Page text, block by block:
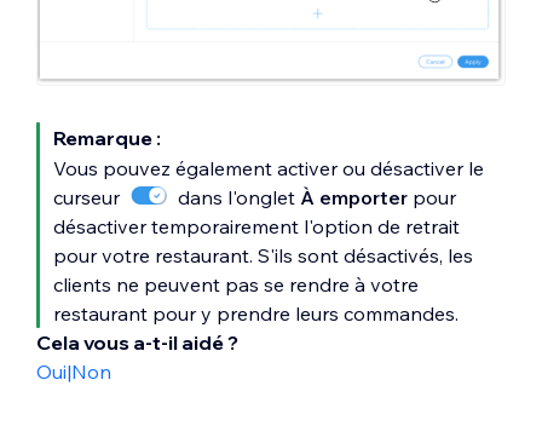
Remarque :
Vous pouvez également activer ou désactiver le
curseur
dans l'onglet À emporter pour
désactiver temporairement l'option de retrait
pour votre restaurant. S'ils sont désactivés, les
clients ne peuvent pas se rendre à votre
restaurant pour y prendre leurs commandes.
Cela vous a-t-il aidé ?
Oui|Non